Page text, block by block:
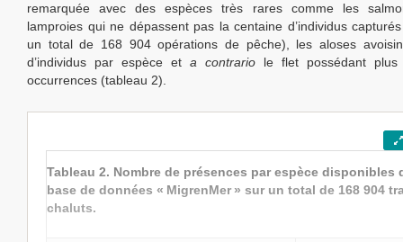
remarquée avec des espèces très rares comme les
lamproies qui ne dépassent pas la centaine d’individus
un total de 168 904 opérations de pêche), les aloses
d’individus par espèce et a contrario le flet possédant
occurrences (tableau 2).
Tableau 2. Nombre de présences par espèce disponibles
base de données « MigrenMer » sur un total de 168 904
chaluts.